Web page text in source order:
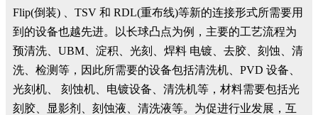
Flip(倒装) 、TSV 和 RDL(重布线)等新的连接形式所需要用
到的设备也越先进。以长球凸点为例，主要的工艺流程为
预清洗、UBM、淀积、光刻、焊料 电镀、去胶、刻蚀、清
洗、检测等，因此所需要的设备包括清洗机、PVD 设备、
光刻机、 刻蚀机、电镀设备、清洗机等，材料需要包括光
刻胶、显影剂、刻蚀液、清洗液等。为促进行业发展，互